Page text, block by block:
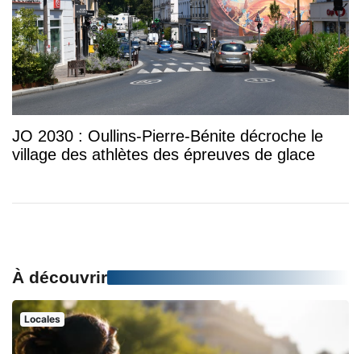
JO 2030 : Oullins-Pierre-Bénite décroche le
village des athlètes des épreuves de glace
À découvrir
Locales